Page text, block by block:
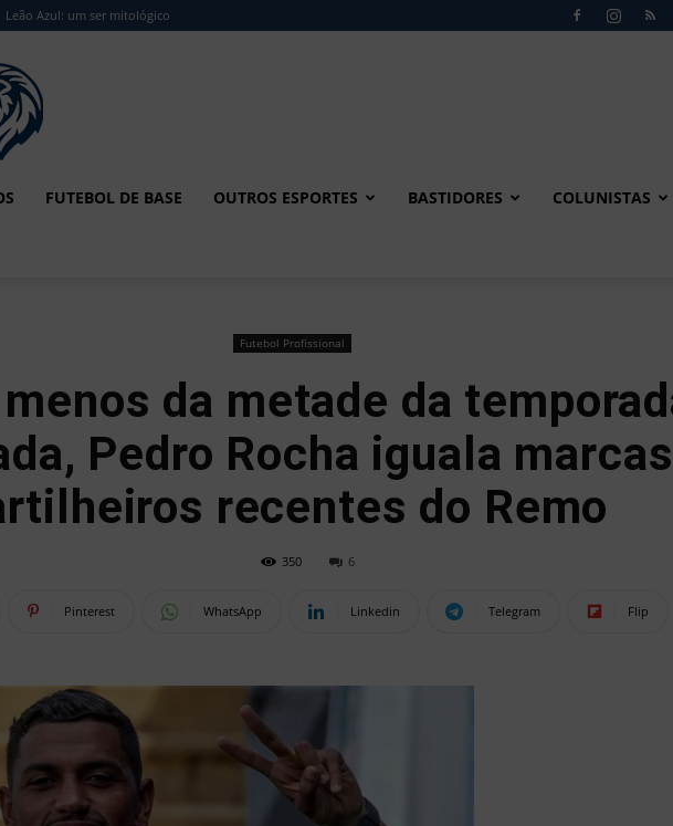
Leão Azul: um ser mitológico
FUTEBOL DE BASE OUTROS ESPORTES BASTIDORES COLUNISTAS
Futebol Profissional
da metade da
Pedro Rocha iguala
recentes do Remo
350 6
Pinterest WhatsApp Linkedin Telegram Flip